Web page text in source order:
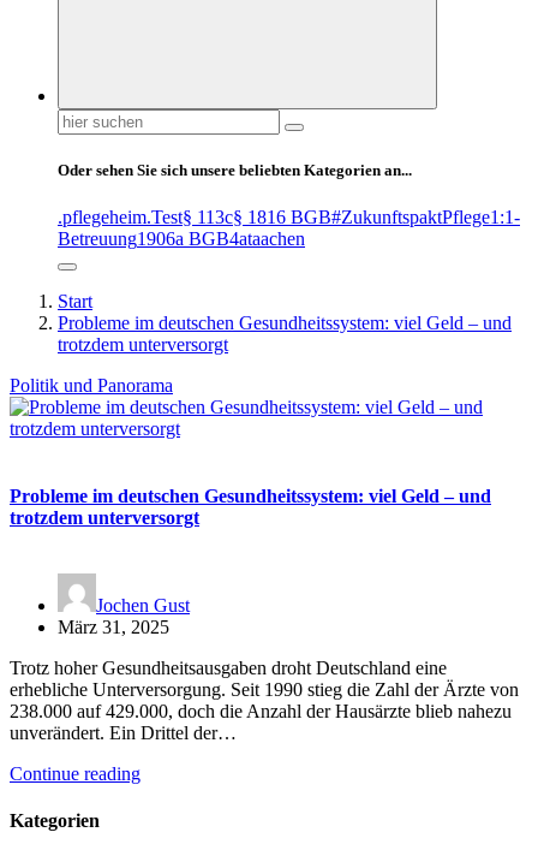
Suchen
nach:
Oder sehen Sie sich unsere beliebten Kategorien an...
.pflegeheim.Test§ 113c§ 1816 BGB#ZukunftspaktPflege1:1-
Betreuung1906a BGB4ataachen
Start
Probleme im deutschen Gesundheitssystem: viel Geld – und
trotzdem unterversorgt
Politik und Panorama
Probleme im deutschen Gesundheitssystem: viel Geld – und
trotzdem unterversorgt
Jochen Gust
März 31, 2025
Trotz hoher Gesundheitsausgaben droht Deutschland eine
erhebliche Unterversorgung. Seit 1990 stieg die Zahl der Ärzte von
238.000 auf 429.000, doch die Anzahl der Hausärzte blieb nahezu
unverändert. Ein Drittel der…
Continue reading
Kategorien